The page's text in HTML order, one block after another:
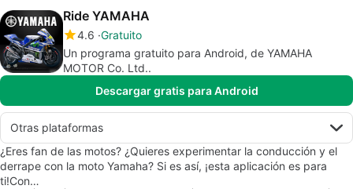
Ride YAMAHA
4.6 Gratuito
Un programa gratuito para Android, de YAMAHA
MOTOR Co. Ltd..
Descargar gratis para Android
Otras plataformas
¿Eres fan de las motos? ¿Quieres experimentar la conducción y el
derrape con la moto Yamaha? Si es así, ¡esta aplicación es para
ti!Con…